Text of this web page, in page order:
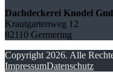
Dachdeckerei Knodel
Krautgartenweg 12
82110 Germering
Copyright 2026. Alle
ImpressumDatenschutz